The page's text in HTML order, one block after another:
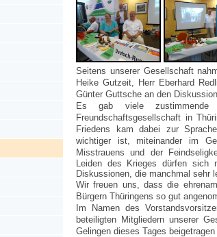
Seitens unserer Gesellschaft
Heike Gutzeit, Herr Eberhard
Günter Guttsche an den
Es gab viele
Freundschaftsgesellschaft in
Friedens kam dabei zur
wichtiger ist, miteinander im
Misstrauens und der
Leiden des Krieges dürfen
Diskussionen, die manchmal sehr
Wir freuen uns, dass die
Bürgern Thüringens so gut
Im Namen des
beteiligten Mitgliedern unserer
Gelingen dieses Tages beigetragen